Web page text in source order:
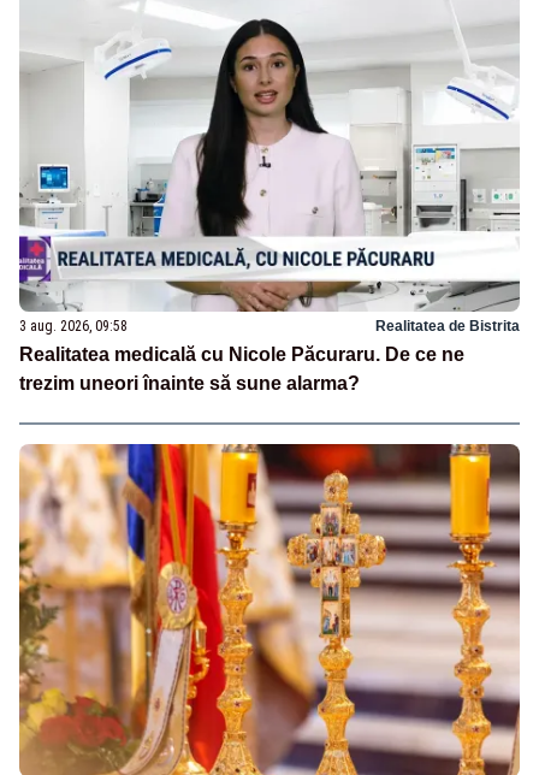
3 aug. 2026, 09:58 Realitatea de Bistrita
Realitatea medicală cu Nicole Păcuraru. De ce ne
trezim uneori înainte să sune alarma?